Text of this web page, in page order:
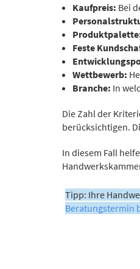
Kaufpreis: Bei
Feste
Wettbewerb:
Branche: In
Die Zahl der
berücksichtigen.
In diesem Fall
Tipp: Ihre
Beratungstermin